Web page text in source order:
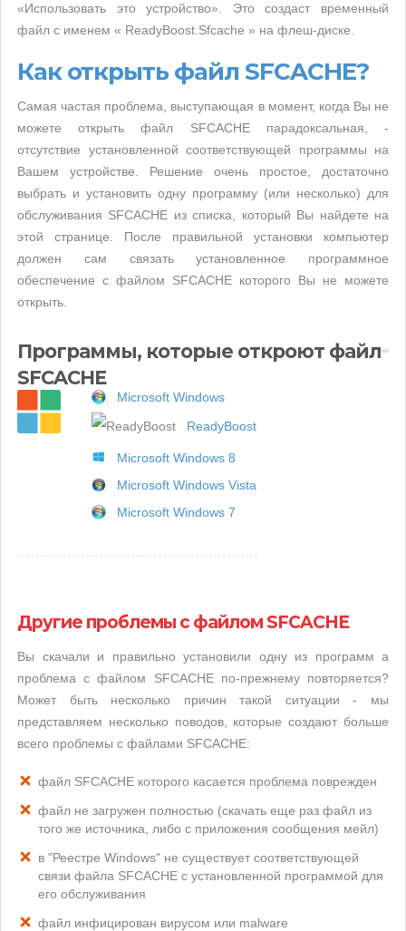
«Использовать это устройство». Это создаст временный
файл с именем « ReadyBoost.Sfcache » на флеш-диске.
Как открыть файл SFCACHE?
Самая частая проблема, выступающая в момент, когда Вы не
можете открыть файл SFCACHE парадоксальная, -
отсутствие установленной соответствующей программы на
Вашем устройстве. Решение очень простое, достаточно
выбрать и установить одну программу (или несколько) для
обслуживания SFCACHE из списка, который Вы найдете на
этой странице. После правильной установки компьютер
должен сам связать установленное программное
обеспечение с файлом SFCACHE которого Вы не можете
открыть.
Программы, которые откроют файл
SFCACHE
Microsoft Windows
ReadyBoost
Microsoft Windows 8
Microsoft Windows Vista
Microsoft Windows 7
Другие проблемы с файлом SFCACHE
Вы скачали и правильно установили одну из программ а
проблема с файлом SFCACHE по-прежнему повторяется?
Может быть несколько причин такой ситуации - мы
представляем несколько поводов, которые создают больше
всего проблемы с файлами SFCACHE:
файл SFCACHE которого касается проблема поврежден
файл не загружен полностью (скачать еще раз файл из
того же источника, либо с приложения сообщения мейл)
в "Реестре Windows" не существует соответствующей
связи файла SFCACHE с установленной программой для
его обслуживания
файл инфицирован вирусом или malware